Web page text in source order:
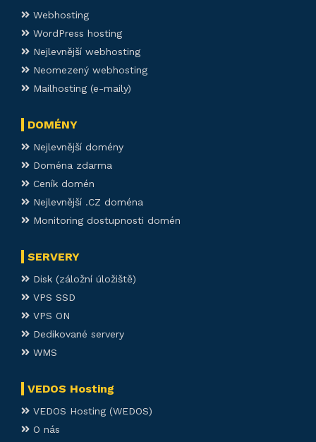
Webhosting
WordPress hosting
Nejlevnější webhosting
Neomezený webhosting
Mailhosting (e-maily)
DOMÉNY
Nejlevnější domény
Doména zdarma
Ceník domén
Nejlevnější .CZ doména
Monitoring dostupnosti domén
SERVERY
Disk (záložní úložiště)
VPS SSD
VPS ON
Dedikované servery
WMS
VEDOS Hosting
VEDOS Hosting (WEDOS)
O nás